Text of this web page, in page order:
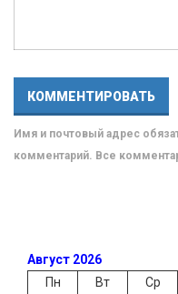
Имя и почтовый адрес
комментарий. Все
Август 2026
Пн
Вт Ср